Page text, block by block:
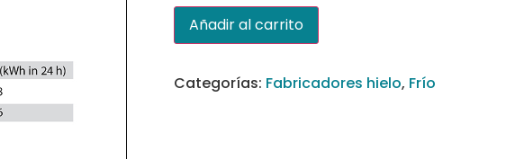
Añadir al carrito
Categorías: Fabricadores hielo, Frío